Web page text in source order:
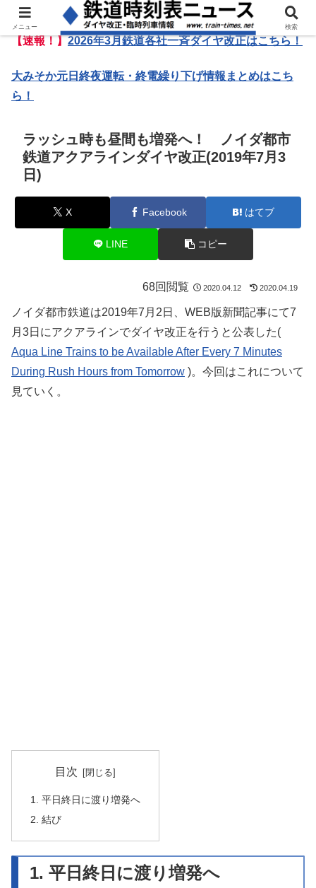
【速報！】2026年3月鉄道各社一斉ダイヤ改正はこちら！
大みそか元日終夜運転・終電繰り下げ情報まとめはこち
ら！
ラッシュ時も昼間も増発へ！ ノイダ都市
鉄道アクアラインダイヤ改正(2019年7月3
日)
X Facebook はてブ
LINE コピー
68回閲覧 2020.04.12 2020.04.19
ノイダ都市鉄道は2019年7月2日、WEB版新聞記事にて7
月3日にアクアラインでダイヤ改正を行うと公表した(
Aqua Line Trains to be Available After Every 7 Minutes
During Rush Hours from Tomorrow )。今回はこれについて
見ていく。
目次
1. 平日終日に渡り増発へ
2. 結び
1. 平日終日に渡り増発へ
メニュー 検索